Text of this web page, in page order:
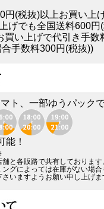
(税抜)以上お買い上
げでも全国送料600円
い上げで代引き手数
手数料300円(税抜))
ト、一部ゆうパック
能！
と各販路で共有しております
グによっては在庫がない場合
いますようお願い申し上げま